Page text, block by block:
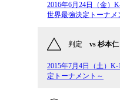
2016年6月24日（金）
世界最強決定トーナメ
判定 vs 杉本仁
2015年7月4日（土）
定トーナメント～